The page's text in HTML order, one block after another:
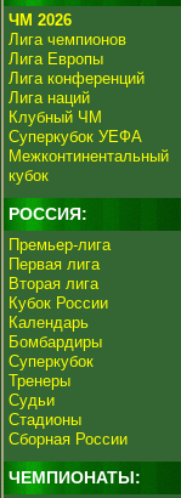
ЧМ 2026
Лига чемпионов
Лига Европы
Лига конференций
Лига наций
Клубный ЧМ
Суперкубок УЕФА
Межконтинентальный
кубок
РОССИЯ:
Премьер-лига
Первая лига
Вторая лига
Кубок России
Календарь
Бомбардиры
Суперкубок
Тренеры
Судьи
Стадионы
Сборная России
ЧЕМПИОНАТЫ: